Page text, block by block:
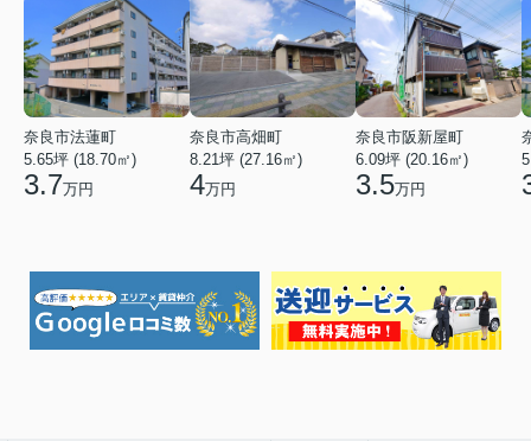
奈良市法蓮町
5.65坪 (18.70㎡)
3.7万円
奈良市高畑町
8.21坪 (27.16㎡)
4万円
奈良市阪新屋町
6.09坪 (20.16㎡)
3.5万円